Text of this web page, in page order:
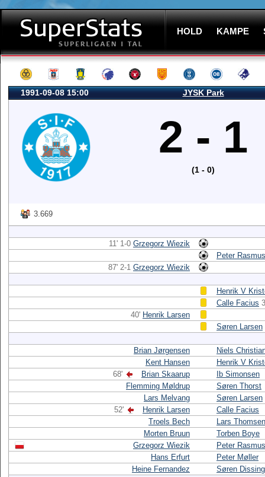
HOLD KAMPE
1991-09-08 15:00 JYSK Park
2 - 1
(1 - 0)
3.669
11' 1-0 Grzegorz Wiezik
Peter
87' 2-1 Grzegorz Wiezik
Henrik V
Calle Facius
40' Henrik Larsen
Søren Larsen
Brian Jørgensen
Niels
Kent Hansen
Henrik V
68'
Brian Skaarup
Ib Simonsen
Flemming Møldrup
Søren Thorst
Lars Melvang
Søren Larsen
52'
Henrik Larsen
Calle Facius
Troels Bech
Lars Thomsen
Morten Bruun
Torben Boye
Grzegorz Wiezik
Peter
Hans Erfurt
Peter Møller
Heine Fernandez
Søren Dissing